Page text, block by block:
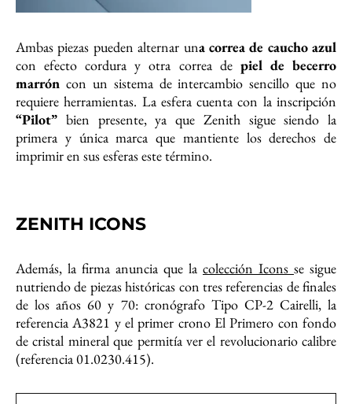
Ambas piezas pueden alternar una correa de caucho azul
con efecto cordura y otra correa de piel de becerro
marrón con un sistema de intercambio sencillo que no
requiere herramientas. La esfera cuenta con la inscripción
“Pilot” bien presente, ya que Zenith sigue siendo la
primera y única marca que mantiente los derechos de
imprimir en sus esferas este término.
ZENITH ICONS
Además, la firma anuncia que la colección Icons se sigue
nutriendo de piezas históricas con tres referencias de finales
de los años 60 y 70: cronógrafo Tipo CP-2 Cairelli, la
referencia A3821 y el primer crono El Primero con fondo
de cristal mineral que permitía ver el revolucionario calibre
(referencia 01.0230.415).